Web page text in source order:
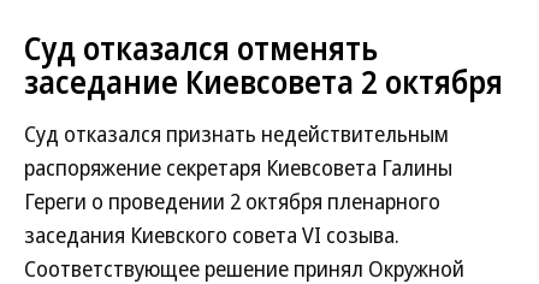
Суд отказался отменять
заседание Киевсовета 2 октября
Суд отказался признать недействительным
распоряжение секретаря Киевсовета Галины
Гереги о проведении 2 октября пленарного
заседания Киевского совета VI созыва.
Соответствующее решение принял Окружной